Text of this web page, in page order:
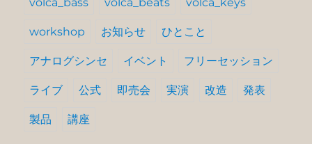
volca_bass volca_beats volca_keys
workshop お知らせ ひとこと
アナログシンセ イベント フリーセッション
ライブ 公式 即売会 実演 改造 発表
製品 講座